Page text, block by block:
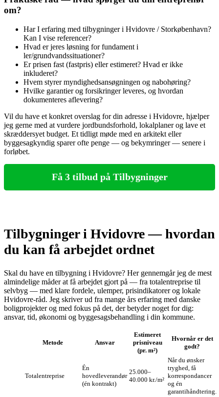
om?
Har I erfaring med tilbygninger i Hvidovre / Storkøbenhavn?
Kan I vise referencer?
Hvad er jeres løsning for fundament i
ler/grundvandssituationer?
Er prisen fast (fastpris) eller estimeret? Hvad er ikke
inkluderet?
Hvem styrer myndighedsansøgningen og nabohøring?
Hvilke garantier og forsikringer leveres, og hvordan
dokumenteres aflevering?
Vil du have et konkret overslag for din adresse i Hvidovre, hjælper
jeg gerne med at vurdere jordbundsforhold, lokalplaner og lave et
skræddersyet budget. Et tidligt møde med en arkitekt eller
byggesagkyndig sparer ofte penge — og bekymringer — senere i
forløbet.
Få 3 tilbud på Tilbygninger
Tilbygninger i Hvidovre — hvordan
du kan få arbejdet ordnet
Skal du have en tilbygning i Hvidovre? Her gennemgår jeg de mest
almindelige måder at få arbejdet gjort på — fra totalentreprise til
selvbyg — med klare fordele, ulemper, prisindikatorer og lokale
Hvidovre‑råd. Jeg skriver ud fra mange års erfaring med danske
boligprojekter og med fokus på det, der betyder noget for dig:
ansvar, tid, økonomi og byggesagsbehandling i din kommune.
Metode Ansvar
Estimeret
prisniveau
(pr. m²)
Hvornår er det
godt?
Totalentreprise
Én
hovedleverandør
(én kontrakt)
25.000–
40.000 kr./m²
Når du ønsker
tryghed, få
korrespondancer
og én
garantihåndtering.